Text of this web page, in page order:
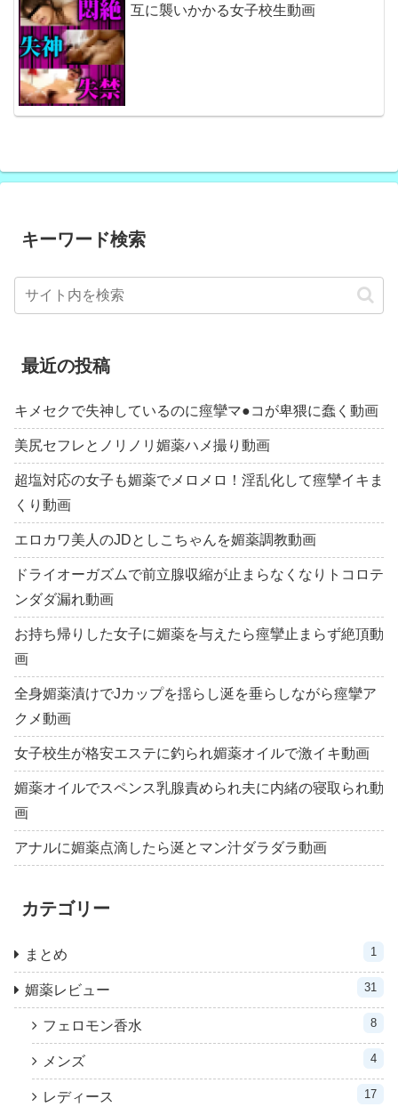
互に襲いかかる女子校生動画
キーワード検索
最近の投稿
キメセクで失神しているのに痙攣マ●コが卑猥に蠢く動画
美尻セフレとノリノリ媚薬ハメ撮り動画
超塩対応の女子も媚薬でメロメロ！淫乱化して痙攣イキま
くり動画
エロカワ美人のJDとしこちゃんを媚薬調教動画
ドライオーガズムで前立腺収縮が止まらなくなりトコロテ
ンダダ漏れ動画
お持ち帰りした女子に媚薬を与えたら痙攣止まらず絶頂動
画
全身媚薬漬けでJカップを揺らし涎を垂らしながら痙攣ア
クメ動画
女子校生が格安エステに釣られ媚薬オイルで激イキ動画
媚薬オイルでスペンス乳腺責められ夫に内緒の寝取られ動
画
アナルに媚薬点滴したら涎とマン汁ダラダラ動画
カテゴリー
まとめ 1
媚薬レビュー 31
フェロモン香水 8
メンズ 4
レディース 17